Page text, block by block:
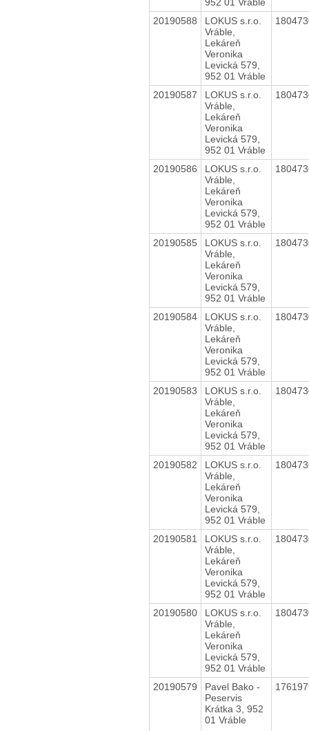
20190588
LOKUS s.r.o.
Vráble,
Lekáreň
Veronika
Levická 579,
952 01 Vráble
20190587
LOKUS s.r.o.
Vráble,
Lekáreň
Veronika
Levická 579,
952 01 Vráble
20190586
LOKUS s.r.o.
Vráble,
Lekáreň
Veronika
Levická 579,
952 01 Vráble
20190585
LOKUS s.r.o.
Vráble,
Lekáreň
Veronika
Levická 579,
952 01 Vráble
20190584
LOKUS s.r.o.
Vráble,
Lekáreň
Veronika
Levická 579,
952 01 Vráble
20190583
LOKUS s.r.o.
Vráble,
Lekáreň
Veronika
Levická 579,
952 01 Vráble
20190582
LOKUS s.r.o.
Vráble,
Lekáreň
Veronika
Levická 579,
952 01 Vráble
20190581
LOKUS s.r.o.
Vráble,
Lekáreň
Veronika
Levická 579,
952 01 Vráble
20190580
LOKUS s.r.o.
Vráble,
Lekáreň
Veronika
Levická 579,
952 01 Vráble
20190579
Pavel Bako -
Peservis
Krátka 3, 952
01 Vráble